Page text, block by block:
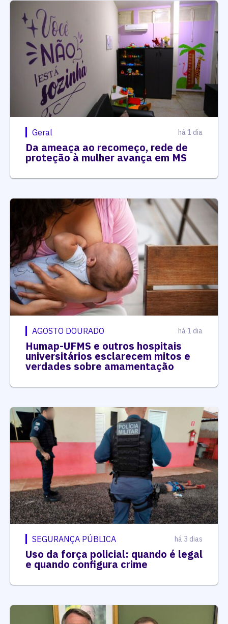
Geral há 1 dia
Da ameaça ao recomeço, rede de
proteção à mulher avança em MS
AGOSTO DOURADO há 1 dia
Humap-UFMS e outros hospitais
universitários esclarecem mitos e
verdades sobre amamentação
SEGURANÇA PÚBLICA há 3 dias
Uso da força policial: quando é legal
e quando configura crime